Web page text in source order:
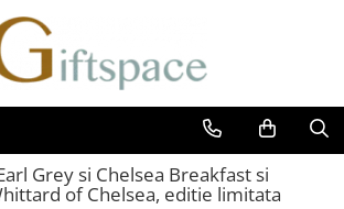
Grey si Chelsea Breakfast si
of Chelsea, editie limitata